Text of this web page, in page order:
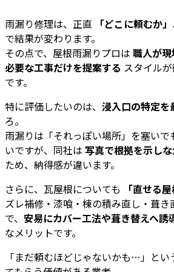
雨漏り修理は、正直
「どこに頼むか
で結果が変わります。
その点で、屋根雨漏りプロは 職人が現
必要な工事だけを提案する スタイル
です。
特に評価したいのは、 浸入口の特定を
ろ。
雨漏りは「それっぽい場所」を塞い
いですが、同社は 写真で根拠を示し
ため、納得感が違います。
さらに、瓦屋根についても
「直せる
ズレ補修・漆喰・棟の積み直し・葺
で、 安易にカバー工法や葺き替えへ誘
なメリットです。
「まだ頼むほどじゃないかも…」と